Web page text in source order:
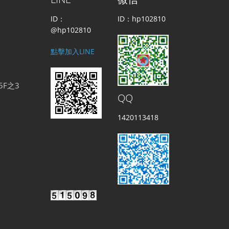
之3
ID：
@hp102810
點擊加入LINE
ID：hp102810
QQ
1420113418